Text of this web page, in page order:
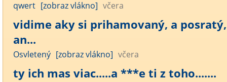
qwert [zobraz vlákno] včera
vidime aky si prihamovaný, a posratý,
an...
Osvletený [zobraz vlákno] včera
ty ich mas viac.....a ***e ti z toho.......